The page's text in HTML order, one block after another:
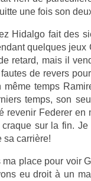
une fois son
Hidal­go fait des
quel­ques
re­tard, mais il
de re­v­ers
même temps
temps, son
re­venir Feder­er
craque sur la fin.
sa carrière!
ma place pour voir
eu droit à un